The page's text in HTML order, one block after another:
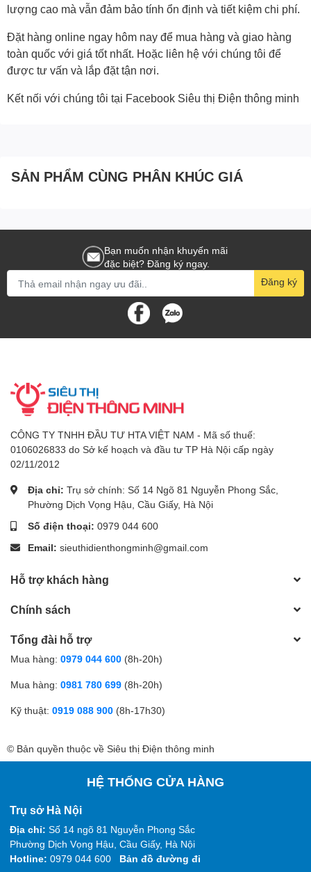
lượng cao mà vẫn đảm bảo tính ổn định và tiết kiệm chi phí.
Đặt hàng online ngay hôm nay để mua hàng và giao hàng
toàn quốc với giá tốt nhất. Hoặc liên hệ với chúng tôi để
được tư vấn và lắp đặt tận nơi.
Kết nối với chúng tôi tại Facebook Siêu thị Điện thông minh
SẢN PHẨM CÙNG PHÂN KHÚC GIÁ
Bạn muốn nhận khuyến mãi
đặc biệt? Đăng ký ngay.
Đăng ký
CÔNG TY TNHH ĐẦU TƯ HTA VIỆT NAM - Mã số thuế:
0106026833 do Sở kế hoạch và đầu tư TP Hà Nội cấp ngày
02/11/2012
Địa chỉ: Trụ sở chính: Số 14 Ngõ 81 Nguyễn Phong Sắc,
Phường Dịch Vọng Hậu, Cầu Giấy, Hà Nội
Số điện thoại: 0979 044 600
Email: sieuthidienthongminh@gmail.com
Hỗ trợ khách hàng
Chính sách
Tổng đài hỗ trợ
Mua hàng: 0979 044 600 (8h-20h)
Mua hàng: 0981 780 699 (8h-20h)
Kỹ thuật: 0919 088 900 (8h-17h30)
© Bản quyền thuộc về Siêu thị Điện thông minh
HỆ THỐNG CỬA HÀNG
Trụ sở Hà Nội
Địa chỉ: Số 14 ngõ 81 Nguyễn Phong Sắc
Phường Dịch Vọng Hậu, Cầu Giấy, Hà Nội
Hotline: 0979 044 600 Bản đồ đường đi